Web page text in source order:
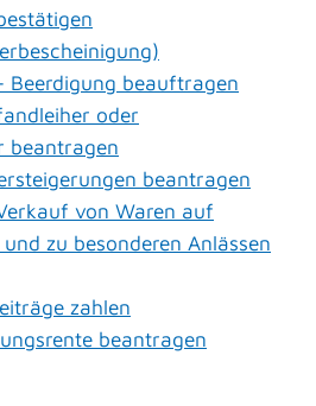
Beerdigung beauftragen
oder
beantragen
beantragen
von Waren auf
und zu besonderen Anlässen
zahlen
beantragen